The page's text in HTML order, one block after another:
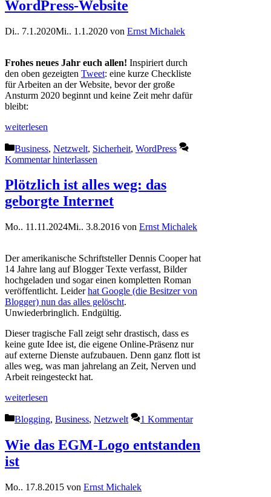
WordPress-Website
Di.. 7.1.2020Mi.. 1.1.2020 von Ernst Michalek
Frohes neues Jahr euch allen! Inspiriert durch
den oben gezeigten Tweet: eine kurze Checkliste
für Arbeiten an der Website, bevor der große
Ansturm 2020 beginnt und keine Zeit mehr dafür
bleibt:
weiterlesen
Kategorien
Business, Netzwelt, Sicherheit, WordPress
Kommentar hinterlassen
Plötzlich ist alles weg: das
geborgte Internet
Mo.. 11.11.2024Mi.. 3.8.2016 von Ernst Michalek
Der amerikanische Schriftsteller Dennis Cooper hat
14 Jahre lang auf Blogger Texte verfasst, Bilder
hochgeladen und sogar einen kompletten Roman
veröffentlicht. Leiderhat Google (die Besitzer von
Blogger) nun das alles gelöscht.
Unwiederbringlich. Endgültig.
Dieser tragische Fall zeigt sehr drastisch, dass es
keine gute Idee ist, die eigene Online-Präsenz nur
auf externe Dienste aufzubauen. Denn ganz flott ist
alles weg, was man jahrelang an Zeit, Nerven und
Arbeit reingesteckt hat.
weiterlesen
Kategorien
Blogging, Business, Netzwelt 1 Kommentar
Wie das EGM-Logo entstanden
ist
Mo.. 17.8.2015 von Ernst Michalek